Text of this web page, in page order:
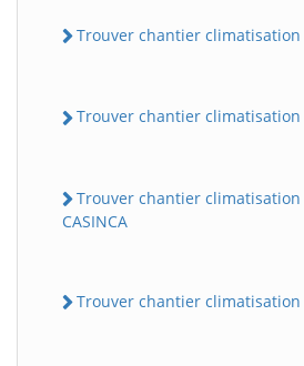
Trouver chantier climatisation
Trouver chantier climatisation
Trouver chantier climatisation
CASINCA
Trouver chantier climatisation